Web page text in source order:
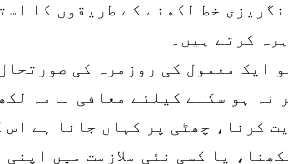
خط لکھنے کے طریقوں کا
کرتے ہیں۔
ایک معمول کی روزمرہ کی
نہ ہو سکنے کیلئے معافی نامہ
کرنا، چھٹی پر کہاں جانا ہے
یا کسی نئی ملازمت میں